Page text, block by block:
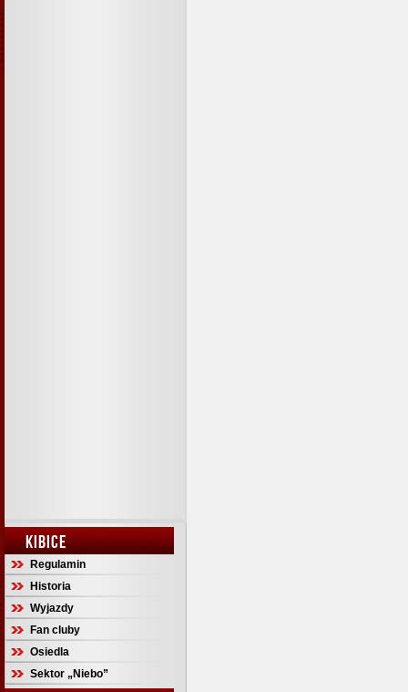
KIBICE
Regulamin
Historia
Wyjazdy
Fan cluby
Osiedla
Sektor „Niebo”